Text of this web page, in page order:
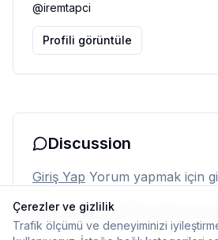
@iremtapci
Profili görüntüle
Discussion
Giriş Yap Yorum yapmak için
Henüz yorum yok. İlk yorumu siz
Çerezler ve gizlilik
Trafik ölçümü ve deneyiminizi